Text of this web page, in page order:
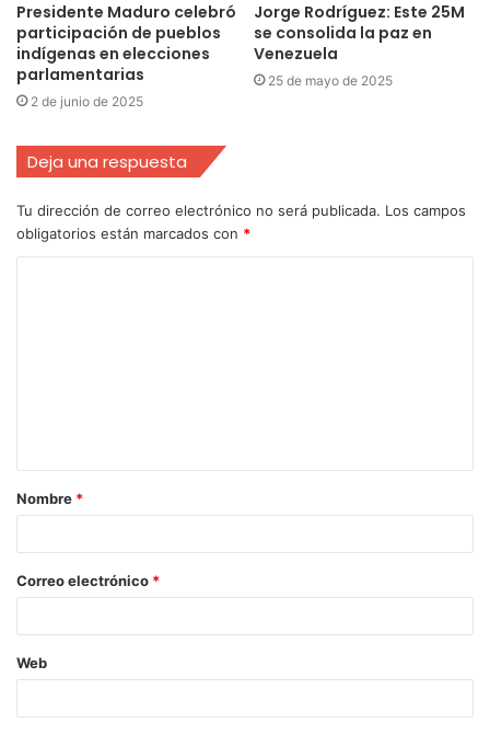
Presidente Maduro celebró
participación de pueblos
indígenas en elecciones
parlamentarias
2 de junio de 2025
Jorge Rodríguez: Este 25M
se consolida la paz en
Venezuela
25 de mayo de 2025
Deja una respuesta
Tu dirección de correo electrónico no será publicada. Los campos
obligatorios están marcados con *
Nombre *
Correo electrónico *
Web